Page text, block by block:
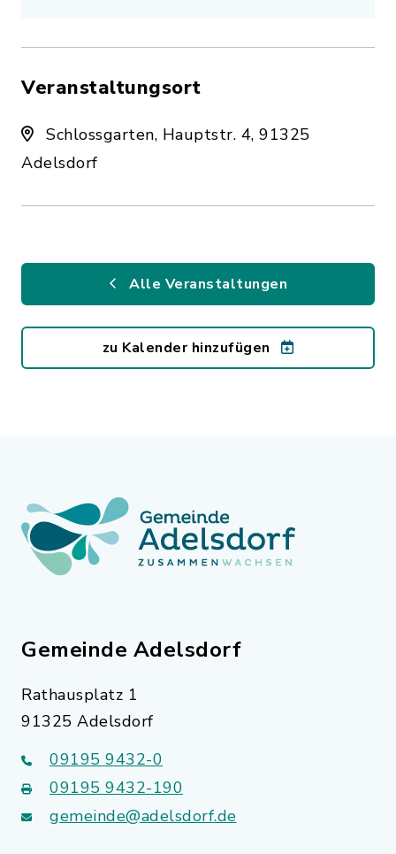
Veranstaltungsort
Schlossgarten, Hauptstr. 4, 91325
Adelsdorf
Alle Veranstaltungen
zu Kalender hinzufügen
Gemeinde Adelsdorf
Rathausplatz 1
91325 Adelsdorf
09195 9432-0
09195 9432-190
gemeinde@adelsdorf.de